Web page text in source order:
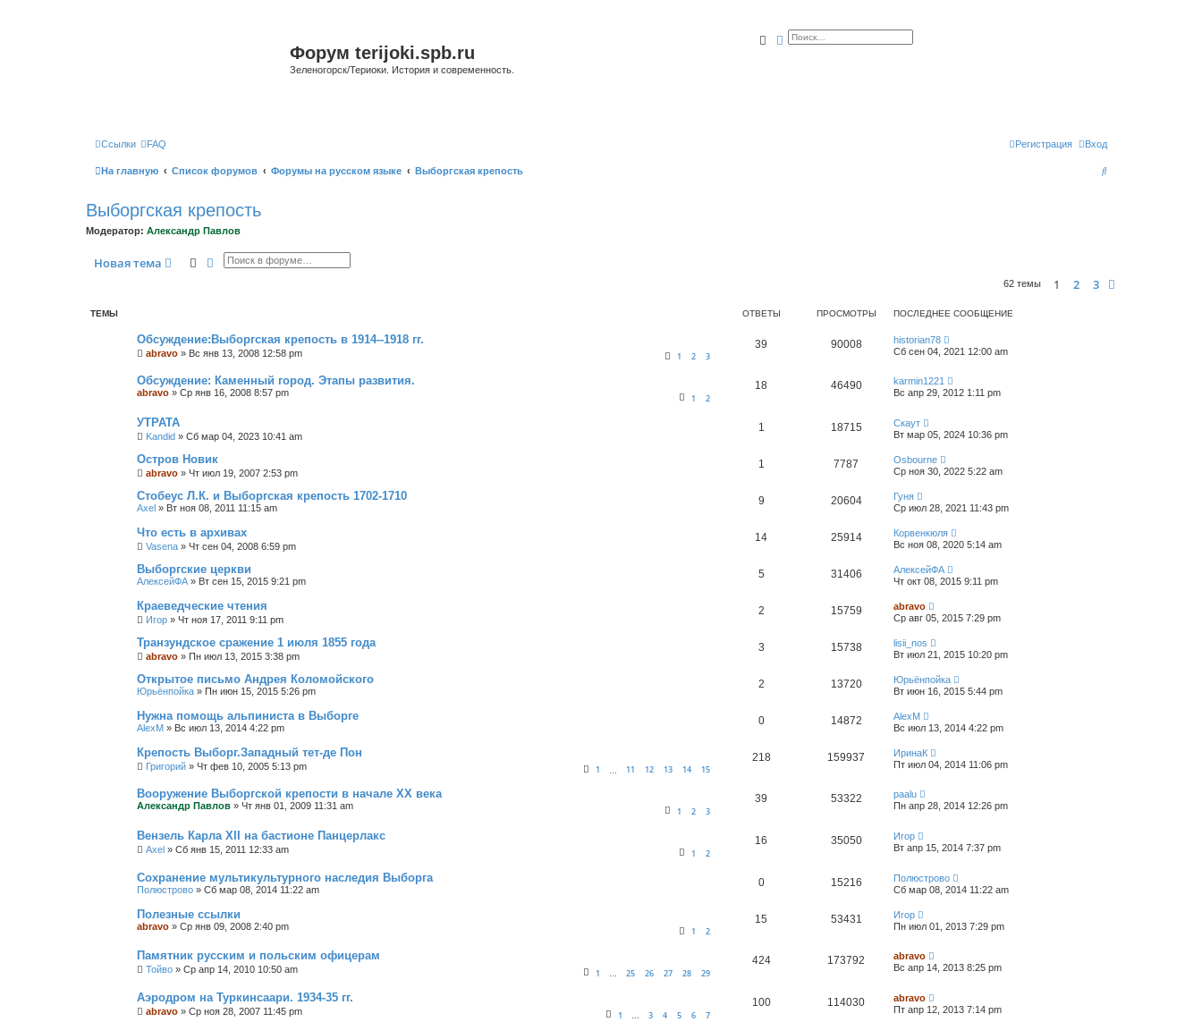
Форум terijoki.spb.ru
Зеленогорск/Териоки. История и современность.
ПоискРасширенный поиск
Ссылки FAQ Вход
Регистрация
На главную Список форумов Форумы на русском языке Выборгская крепость
П
Выборгская крепость
Модератор: Александр Павлов
Новая тема ПоискРасширенный поиск
62 темы 1 2 3
ТЕМЫ ОТВЕТЫ ПРОСМОТРЫ ПОСЛЕДНЕЕ СООБЩЕНИЕ
Обсуждение:Выборгская крепость в 1914--1918 гг.
abravo » Вс янв 13, 2008 12:58 pm 1 2 3
39 90008
historian78
Сб сен 04, 2021 12:00 am
Обсуждение: Каменный город. Этапы развития.
abravo » Ср янв 16, 2008 8:57 pm 1 2
18 46490
karmin1221
Вс апр 29, 2012 1:11 pm
УТРАТА
Kandid » Сб мар 04, 2023 10:41 am
1 18715
Скаут
Вт мар 05, 2024 10:36 pm
Остров Новик
abravo » Чт июл 19, 2007 2:53 pm
1 7787
Osbourne
Ср ноя 30, 2022 5:22 am
Стобеус Л.К. и Выборгская крепость 1702-1710
Axel » Вт ноя 08, 2011 11:15 am
9 20604
Гуня
Ср июл 28, 2021 11:43 pm
Что есть в архивах
Vasena » Чт сен 04, 2008 6:59 pm
14 25914
Корвенкюля
Вс ноя 08, 2020 5:14 am
Выборгские церкви
АлексейФА » Вт сен 15, 2015 9:21 pm
5 31406
АлексейФА
Чт окт 08, 2015 9:11 pm
Краеведческие чтения
Игор » Чт ноя 17, 2011 9:11 pm
2 15759
abravo
Ср авг 05, 2015 7:29 pm
Транзундское сражение 1 июля 1855 года
abravo » Пн июл 13, 2015 3:38 pm
3 15738
lisii_nos
Вт июл 21, 2015 10:20 pm
Открытое письмо Андрея Коломойского
Юрьёнпойка » Пн июн 15, 2015 5:26 pm
2 13720
Юрьёнпойка
Вт июн 16, 2015 5:44 pm
Нужна помощь альпиниста в Выборге
AlexM » Вс июл 13, 2014 4:22 pm
0 14872
AlexM
Вс июл 13, 2014 4:22 pm
Крепость Выборг.Западный тет-де Пон
Григорий » Чт фев 10, 2005 5:13 pm 1 11 12 13 14 15
218 159937
ИринаК
Пт июл 04, 2014 11:06 pm
Вооружение Выборгской крепости в начале ХХ века
Александр Павлов » Чт янв 01, 2009 11:31 am 1 2 3
39 53322
paalu
Пн апр 28, 2014 12:26 pm
Вензель Карла XII на бастионе Панцерлакс
Axel » Сб янв 15, 2011 12:33 am 1 2
16 35050
Игор
Вт апр 15, 2014 7:37 pm
Сохранение мультикультурного наследия Выборга
Полюстрово » Сб мар 08, 2014 11:22 am
0 15216
Полюстрово
Сб мар 08, 2014 11:22 am
Полезные ссылки
abravo » Ср янв 09, 2008 2:40 pm 1 2
15 53431
Игор
Пн июл 01, 2013 7:29 pm
Памятник русским и польским офицерам
Тойво » Ср апр 14, 2010 10:50 am 1 … 25 26 27 28 29
424 173792
abravo
Вс апр 14, 2013 8:25 pm
Аэродром на Туркинсаари. 1934-35 гг.
abravo » Ср ноя 28, 2007 11:45 pm 1 … 3 4 5 6 7
100 114030
abravo
Пт апр 12, 2013 7:14 pm